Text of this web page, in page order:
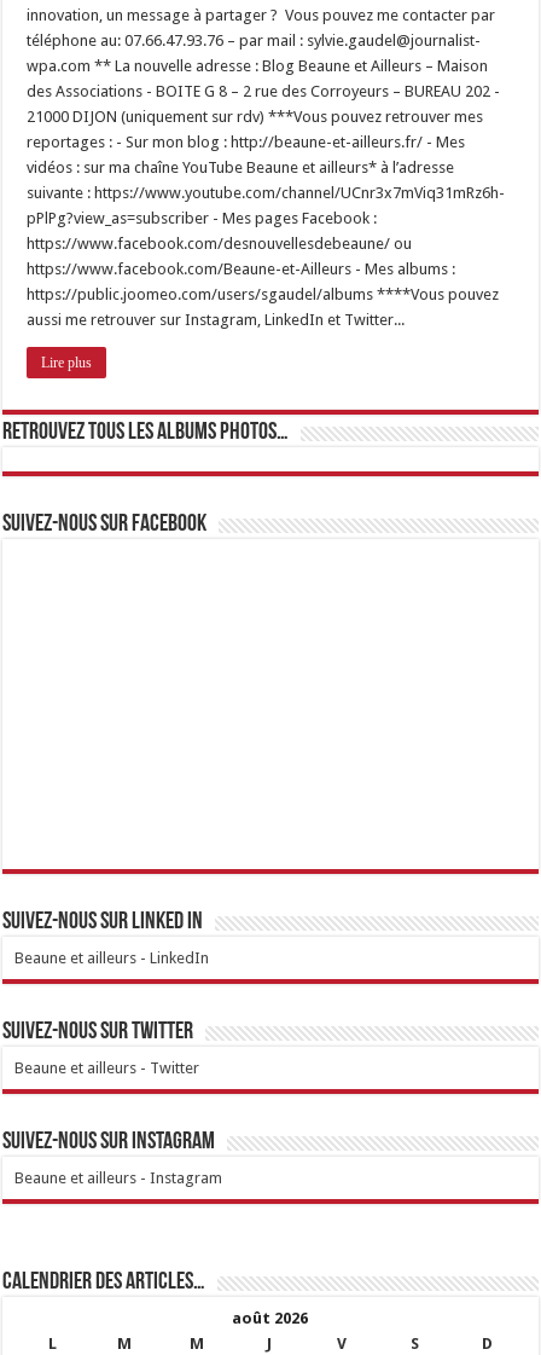
innovation, un message à partager ? Vous pouvez me contacter par
téléphone au: 07.66.47.93.76 – par mail : sylvie.gaudel@journalist-
wpa.com ** La nouvelle adresse : Blog Beaune et Ailleurs – Maison
des Associations - BOITE G 8 – 2 rue des Corroyeurs – BUREAU 202 -
21000 DIJON (uniquement sur rdv) ***Vous pouvez retrouver mes
reportages : - Sur mon blog : http://beaune-et-ailleurs.fr/ - Mes
vidéos : sur ma chaîne YouTube Beaune et ailleurs* à l’adresse
suivante : https://www.youtube.com/channel/UCnr3x7mViq31mRz6h-
pPlPg?view_as=subscriber - Mes pages Facebook :
https://www.facebook.com/desnouvellesdebeaune/ ou
https://www.facebook.com/Beaune-et-Ailleurs - Mes albums :
https://public.joomeo.com/users/sgaudel/albums ****Vous pouvez
aussi me retrouver sur Instagram, LinkedIn et Twitter...
Lire plus
Retrouvez tous les albums photos…
Suivez-nous sur Facebook
Suivez-nous sur linked IN
Beaune et ailleurs - LinkedIn
Suivez-nous sur Twitter
Beaune et ailleurs - Twitter
Suivez-nous sur Instagram
Beaune et ailleurs - Instagram
Calendrier des articles…
août 2026
L
M M J V S
D